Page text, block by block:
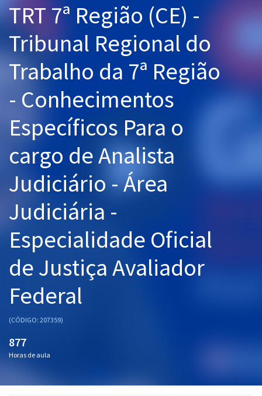
Cursos 20% OFF
Pós
Graduação
OAB
Conteúdo gratuito
Aprovados
Atendimento
TRT 7ª Região (CE) -
Tribunal Regional do
Trabalho da 7ª Região
- Conhecimentos
Específicos Para o
cargo de Analista
Judiciário - Área
Judiciária -
Especialidade Oficial
de Justiça Avaliador
Federal
(CÓDIGO: 207359)
877
Horas de aula